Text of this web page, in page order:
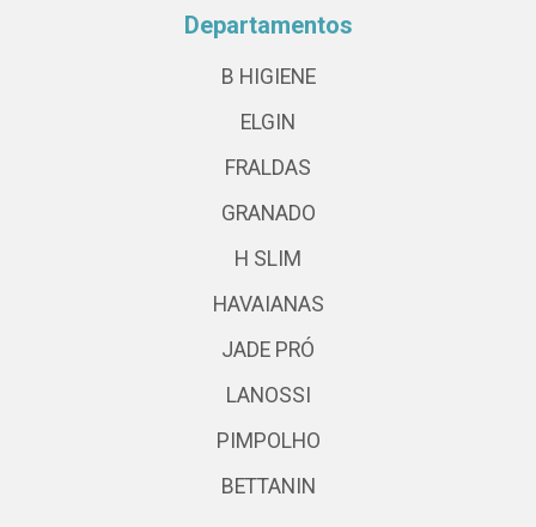
Departamentos
B HIGIENE
ELGIN
FRALDAS
GRANADO
H SLIM
HAVAIANAS
JADE PRÓ
LANOSSI
PIMPOLHO
BETTANIN